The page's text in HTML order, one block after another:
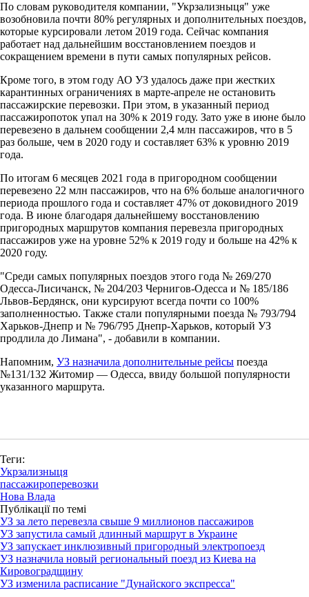
По словам руководителя компании, "Укрзализныця" уже
возобновила почти 80% регулярных и дополнительных поездов,
которые курсировали летом 2019 года. Сейчас компания
работает над дальнейшим восстановлением поездов и
сокращением времени в пути самых популярных рейсов.
Кроме того, в этом году АО УЗ удалось даже при жестких
карантинных ограничениях в марте-апреле не остановить
пассажирские перевозки. При этом, в указанный период
пассажиропоток упал на 30% к 2019 году. Зато уже в июне было
перевезено в дальнем сообщении 2,4 млн пассажиров, что в 5
раз больше, чем в 2020 году и составляет 63% к уровню 2019
года.
По итогам 6 месяцев 2021 года в пригородном сообщении
перевезено 22 млн пассажиров, что на 6% больше аналогичного
периода прошлого года и составляет 47% от доковидного 2019
года. В июне благодаря дальнейшему восстановлению
пригородных маршрутов компания перевезла пригородных
пассажиров уже на уровне 52% к 2019 году и больше на 42% к
2020 году.
"Среди самых популярных поездов этого года № 269/270
Одесса-Лисичанск, № 204/203 Чернигов-Одесса и № 185/186
Львов-Бердянск, они курсируют всегда почти со 100%
заполненностью. Также стали популярными поезда № 793/794
Харьков-Днепр и № 796/795 Днепр-Харьков, который УЗ
продлила до Лимана", - добавили в компании.
Напомним, УЗ назначила дополнительные рейсы поезда
№131/132 Житомир — Одесса, ввиду большой популярности
указанного маршрута.
Теги:
Укрзализныця
пассажироперевозки
Нова Влада
Публікації по темі
УЗ за лето перевезла свыше 9 миллионов пассажиров
УЗ запустила самый длинный маршрут в Украине
УЗ запускает инклюзивный пригородный электропоезд
УЗ назначила новый региональный поезд из Киева на
Кировоградщину
УЗ изменила расписание "Дунайского экспресса"